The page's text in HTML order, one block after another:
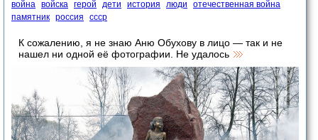
война войска герой дети история люди
отечественная война
памятник россия ссср
К сожалению, я не знаю Аню Обухову в лицо — так и не
нашел ни одной её фотографии. Не удалось